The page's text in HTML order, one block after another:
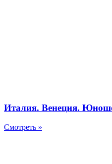
Италия. Венеция.
Смотреть »